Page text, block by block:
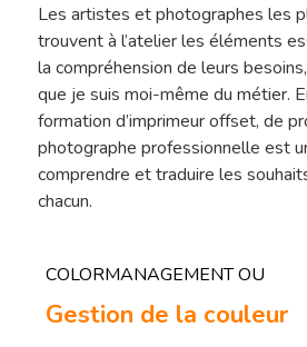
Les artistes et photographes les
trouvent à l’atelier les éléments
la compréhension de leurs
que je suis moi-même du métier.
formation d’imprimeur offset, de
photographe professionnelle est
comprendre et traduire les
chacun.
COLORMANAGEMENT OU
Gestion de la couleur